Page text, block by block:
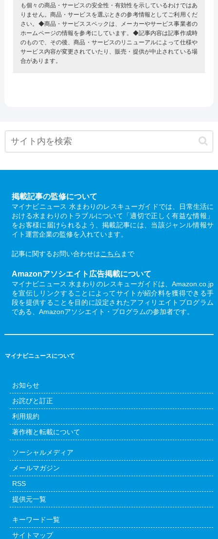
も個々の商品・サービスの安全性・有効性を示しているわけではあ
りません。商品・サービスを選ぶときの参考情報としてご利用くだ
さい。◆商品・サービススペックは、メーカーやサービス事業者の
ホームページの情報を参考にしています。◆記事内容は記事作成時
のもので、その後、商品・サービスのリニューアルによって仕様や
サービス内容が変更されていたり、販売・提供が中止されている場
合があります。
掲載記事の監修について
マイナビニュース 水まわりのレスキューガイドでは、日常生活に
おける水まわりのトラブルについて「適切で正しく有益な情報」
をお客様に届けられるよう、掲載記事には、当該ジャンル情報サ
イト運営企業の監修を入れています。
記事に関するお問い合わせはこちら まで
Amazonアソシエイト広告掲載について
マイナビニュース 水まわりのレスキューガイドは、Amazon.co.jp
を宣伝しリンクすることによってサイトが紹介料を獲得できる手
段を提供することを目的に設定されたアフィリエイトプログラム
である、Amazonアソシエイト・プログラムの参加者です。
マイナビニュースについて
お知らせ
お詫びと訂正
利用規約
著作権と転載について
ソーシャルメディア
メールマガジン
RSS
提供元一覧
キーワード一覧
サイトマップ